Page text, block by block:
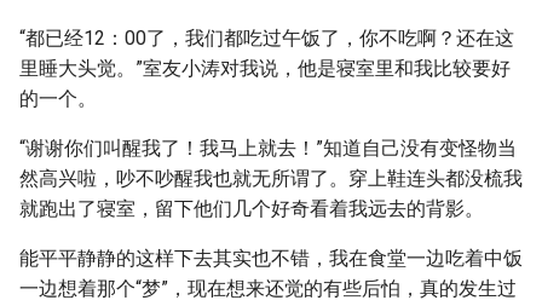
“都已经12：00了，我们都吃过午饭了，你不吃啊？还在这
里睡大头觉。”室友小涛对我说，他是寝室里和我比较要好
的一个。
“谢谢你们叫醒我了！我马上就去！”知道自己没有变怪物当
然高兴啦，吵不吵醒我也就无所谓了。穿上鞋连头都没梳我
就跑出了寝室，留下他们几个好奇看着我远去的背影。
能平平静静的这样下去其实也不错，我在食堂一边吃着中饭
一边想着那个“梦”，现在想来还觉的有些后怕，真的发生过